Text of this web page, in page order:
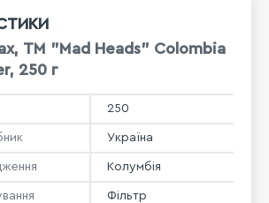
ТМ "Mad Heads" Colombia
250 г
250
Україна
Колумбія
Фільтр